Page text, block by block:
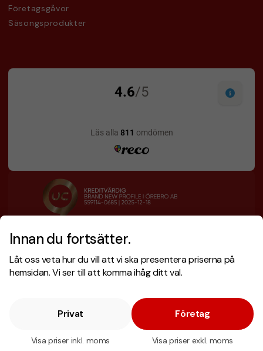
Innan du fortsätter.
Låt oss veta hur du vill att vi ska presentera priserna på
hemsidan. Vi ser till att komma ihåg ditt val.
Privat
Visa priser inkl. moms
Företag
Visa priser exkl. moms
Företagsgåvor
Säsongsprodukter
Designskiss inom 1 h
Fri offert
Snabb leverans
Copyright © 2026 . Brand New Profile AB